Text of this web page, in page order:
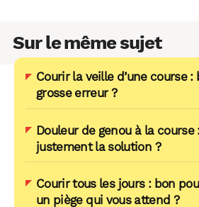
Sur le même sujet
Courir la veille d’une course
grosse erreur ?
Douleur de genou à la
justement la solution ?
Courir tous les jours : bon
un piège qui vous attend ?